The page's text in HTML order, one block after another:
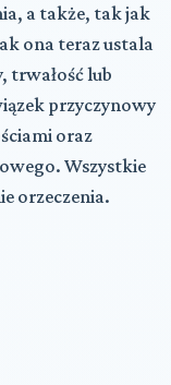
a także, tak jak
ona teraz ustala
trwałość lub
przyczynowy
oraz
Wszystkie
orzeczenia.